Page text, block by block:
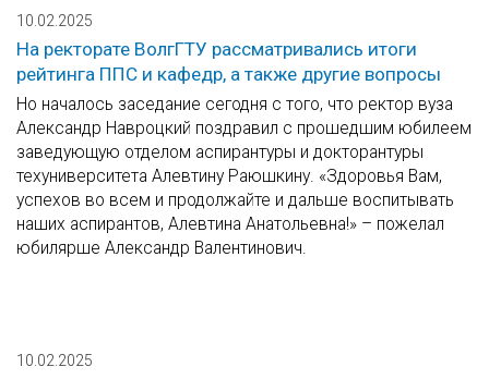
10.02.2025
На ректорате ВолгГТУ рассматривались итоги
рейтинга ППС и кафедр, а также другие вопросы
Но началось заседание сегодня с того, что ректор вуза
Александр Навроцкий поздравил с прошедшим юбилеем
заведующую отделом аспирантуры и докторантуры
техуниверситета Алевтину Раюшкину. «Здоровья Вам,
успехов во всем и продолжайте и дальше воспитывать
наших аспирантов, Алевтина Анатольевна!» – пожелал
юбилярше Александр Валентинович.
10.02.2025